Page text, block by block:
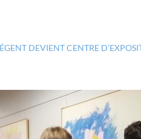
DEVIENT CENTRE